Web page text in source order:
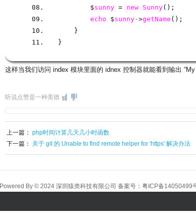
$sunny = new Sunny();
echo $sunny->getName ();
}
}
这样当我们访问 index 模块里面的 idnex 控制器就能看到输出
听说点赞是一种美德
上一篇： php时间计算几天几小时函数
下一篇： 关于 git 的 Unable to find remote helper for 'https' 解决办法
Powered By © 2024 深圳猿类科技有限公司 备案号： 粤ICP备14050499